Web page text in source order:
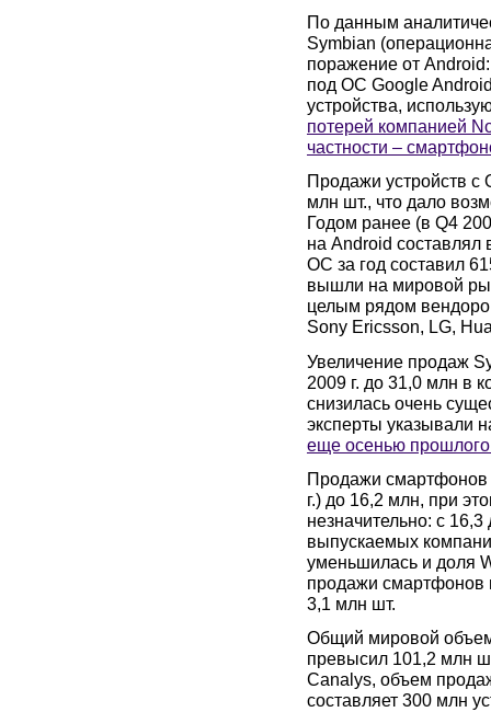
По данным
Symbian
поражение от
под ОС Google
устройства,
потерей компанией
частности –
Продажи устройств с
млн шт., что дало
Годом ранее (в Q4
на Android составлял
ОС за год составил
вышли на мировой
целым рядом
Sony Ericsson, LG,
Увеличение продаж
2009 г. до 31,0 млн в
снизилась очень
эксперты указывали
еще осенью прошлого
Продажи смартфонов
г.) до 16,2 млн, при
незначительно: с
выпускаемых
уменьшилась и доля
продажи смартфонов
3,1 млн шт.
Общий мировой
превысил 101,2 млн
Canalys, объем
составляет 300 млн